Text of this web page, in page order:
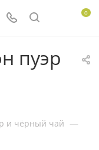
0
пуэр
и чёрный чай —